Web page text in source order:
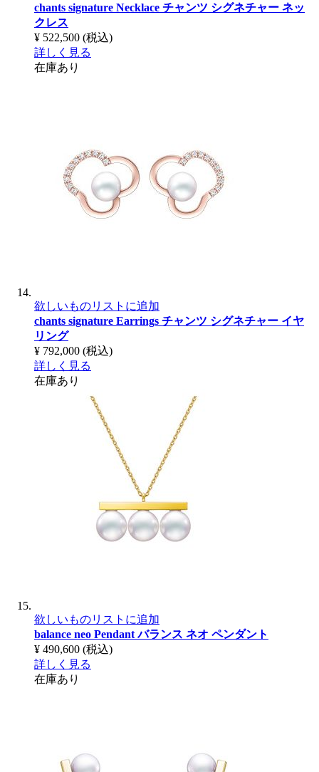
chants signature Necklace チャンツ シグネチャー ネッ
クレス
¥ 522,500 (税込)
詳しく見る
在庫あり
欲しいものリストに追加
chants signature Earrings チャンツ シグネチャー イヤ
リング
¥ 792,000 (税込)
詳しく見る
在庫あり
欲しいものリストに追加
balance neo Pendantバランス ネオ ペンダント
¥ 490,600 (税込)
詳しく見る
在庫あり